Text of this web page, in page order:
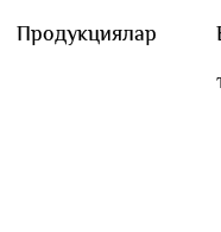
Продукциялар